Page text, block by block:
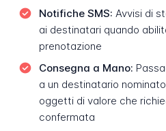
Notifiche SMS: Avvisi di
ai destinatari quando
prenotazione
Consegna a Mano:
a un destinatario
oggetti di valore che
confermata